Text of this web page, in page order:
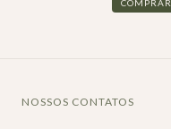
COMPRAR
NOSSOS CONTATOS